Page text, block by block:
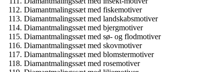
Diamantmalingssæt med fiskemotiver
Diamantmalingssæt med landskabsmotiver
Diamantmalingssæt med bjergmotiver
Diamantmalingssæt med sø- og flodmotiver
Diamantmalingssæt med skovmotiver
Diamantmalingssæt med blomstermotiver
Diamantmalingssæt med rosemotiver